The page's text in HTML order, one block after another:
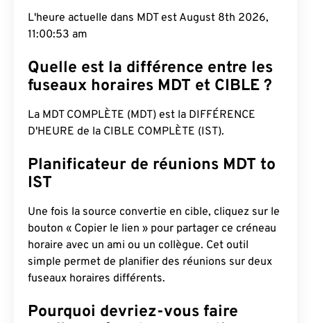
L'heure actuelle dans MDT est August 8th 2026,
11:00:54 am
Quelle est la différence entre les
fuseaux horaires MDT et CIBLE ?
La MDT COMPLÈTE (MDT) est la DIFFÉRENCE
D'HEURE de la CIBLE COMPLÈTE (IST).
Planificateur de réunions MDT to
IST
Une fois la source convertie en cible, cliquez sur le
bouton « Copier le lien » pour partager ce créneau
horaire avec un ami ou un collègue. Cet outil
simple permet de planifier des réunions sur deux
fuseaux horaires différents.
Pourquoi devriez-vous faire